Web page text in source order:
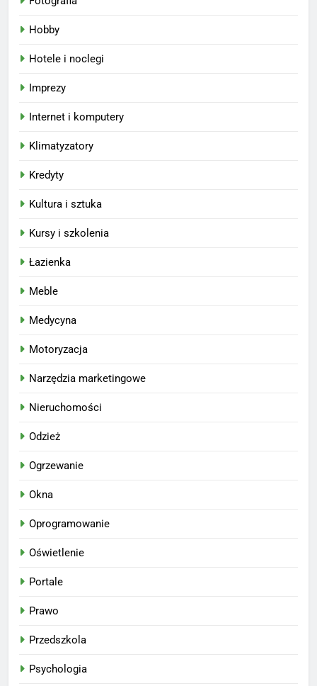
Hobby
Hotele i noclegi
Imprezy
Internet i komputery
Klimatyzatory
Kredyty
Kultura i sztuka
Kursy i szkolenia
Łazienka
Meble
Medycyna
Motoryzacja
Narzędzia marketingowe
Nieruchomości
Odzież
Ogrzewanie
Okna
Oprogramowanie
Oświetlenie
Portale
Prawo
Przedszkola
Psychologia